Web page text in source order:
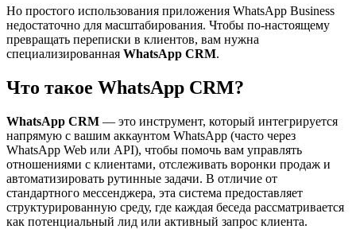
Но простого использования приложения WhatsApp Business
недостаточно для масштабирования. Чтобы по-настоящему
превращать переписки в клиентов, вам нужна
специализированная WhatsApp CRM.
Что такое WhatsApp CRM?
WhatsApp CRM — это инструмент, который интегрируется
напрямую с вашим аккаунтом WhatsApp (часто через
WhatsApp Web или API), чтобы помочь вам управлять
отношениями с клиентами, отслеживать воронки продаж и
автоматизировать рутинные задачи. В отличие от
стандартного мессенджера, эта система предоставляет
структурированную среду, где каждая беседа рассматривается
как потенциальный лид или активный запрос клиента.